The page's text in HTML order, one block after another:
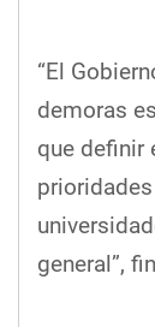
“El
demoras
que definir
general”,